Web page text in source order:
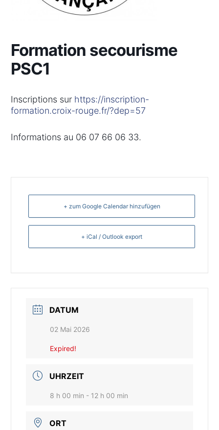
Formation secourisme
PSC1
Inscriptions sur https://inscription-
formation.croix-rouge.fr/?dep=57
Informations au 06 07 66 06 33.
+ zum Google Calendar hinzufügen
+ iCal / Outlook export
DATUM
02 Mai 2026
Expired!
UHRZEIT
8 h 00 min - 12 h 00 min
ORT